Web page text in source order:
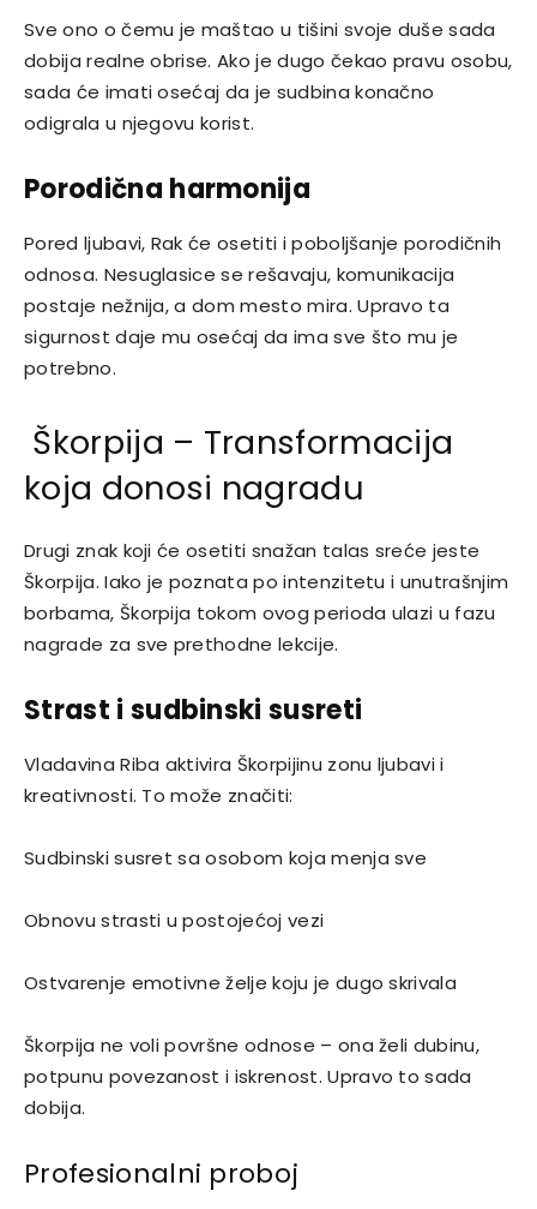
Sve ono o čemu je maštao u tišini svoje duše sada
dobija realne obrise. Ako je dugo čekao pravu osobu,
sada će imati osećaj da je sudbina konačno
odigrala u njegovu korist.
Porodična harmonija
Pored ljubavi, Rak će osetiti i poboljšanje porodičnih
odnosa. Nesuglasice se rešavaju, komunikacija
postaje nežnija, a dom mesto mira. Upravo ta
sigurnost daje mu osećaj da ima sve što mu je
potrebno.
Škorpija – Transformacija
koja donosi nagradu
Drugi znak koji će osetiti snažan talas sreće jeste
Škorpija. Iako je poznata po intenzitetu i unutrašnjim
borbama, Škorpija tokom ovog perioda ulazi u fazu
nagrade za sve prethodne lekcije.
Strast i sudbinski susreti
Vladavina Riba aktivira Škorpijinu zonu ljubavi i
kreativnosti. To može značiti:
Sudbinski susret sa osobom koja menja sve
Obnovu strasti u postojećoj vezi
Ostvarenje emotivne želje koju je dugo skrivala
Škorpija ne voli površne odnose – ona želi dubinu,
potpunu povezanost i iskrenost. Upravo to sada
dobija.
Profesionalni proboj